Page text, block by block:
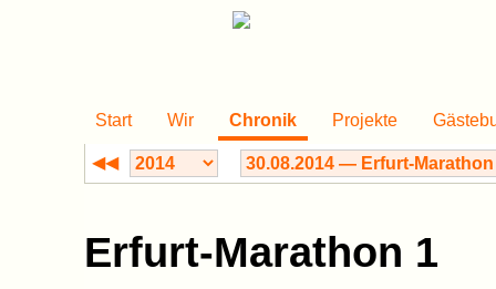
Start Wir Chronik Projekte
◀◀
Erfurt-Marathon 1